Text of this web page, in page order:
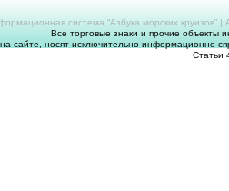
система “Азбука морских круизов” |
Все торговые знаки и прочие объекты
носят исключительно информационно-
Статьи